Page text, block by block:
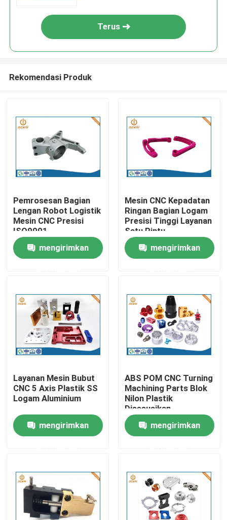
Rumah
Produk
Wisata pabrik
Kontrol kualitas
Hubungi kami
Berita
Suku Cadang EV
Bagian Mesin CNC
Terus
Rekomendasi Produk
Pemrosesan Bagian
Lengan Robot Logistik
Mesin CNC Presisi
ISO9001
mengirimkan
Mesin CNC Kepadatan
Ringan Bagian Logam
Presisi Tinggi Layanan
Satu Pintu
mengirimkan
Layanan Mesin Bubut
CNC 5 Axis Plastik SS
Logam Aluminium
mengirimkan
ABS POM CNC Turning
Machining Parts Blok
Nilon Plastik
Disesuaikan
mengirimkan